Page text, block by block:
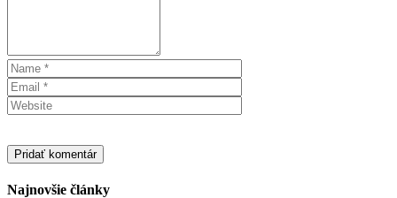
Najnovšie články